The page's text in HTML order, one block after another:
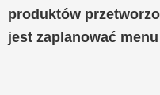
produktów
jest zaplanować